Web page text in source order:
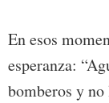
En esos
esperanza:
bomberos y